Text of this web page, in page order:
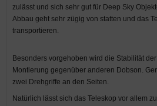
zulässt und sich sehr gut für Deep Sky
Abbau geht sehr zügig von statten und das
transportieren.
Besonders vorgehoben wird die Stabilität der
Montierung gegenüber anderen Dobson.
zwei Drehgriffe an den Seiten.
Natürlich lässt sich das Teleskop vor allem